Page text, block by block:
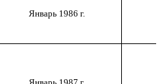
Январь 1986 г.